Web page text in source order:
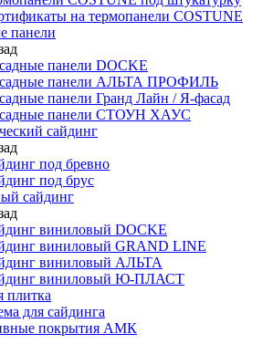
на термопанели COSTUNE
панели
панели DOCKE
панели АЛЬТА ПРОФИЛЬ
панели Гранд Лайн / Я-фасад
панели СТОУН ХАУС
сайдинг
под бревно
под брус
сайдинг
виниловый DOCKE
виниловый GRAND LINE
виниловый АЛЬТА
виниловый Ю-ПЛАСТ
плитка
для сайдинга
покрытия АМК